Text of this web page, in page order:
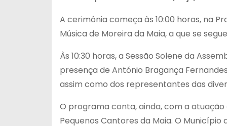
A cerimónia começa às 10:00 horas, na
Música de Moreira da Maia, a que se
Às 10:30 horas, a Sessão Solene da
presença de António Bragança
assim como dos representantes das
O programa conta, ainda, com a
Pequenos Cantores da Maia. O